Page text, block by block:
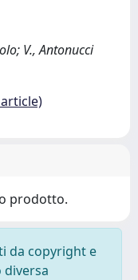
V., Antonucci
prodotto.
da copyright e